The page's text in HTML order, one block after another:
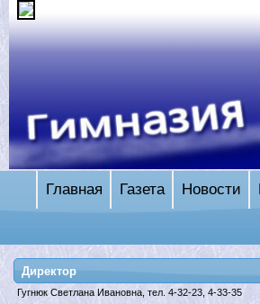
Главная Газета Новости
Директор
Гугнюк Светлана Ивановна, тел. 4-32-23, 4-33-35